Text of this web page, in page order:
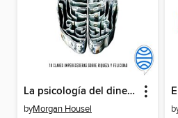
La psicología del dinero
byMorgan Housel